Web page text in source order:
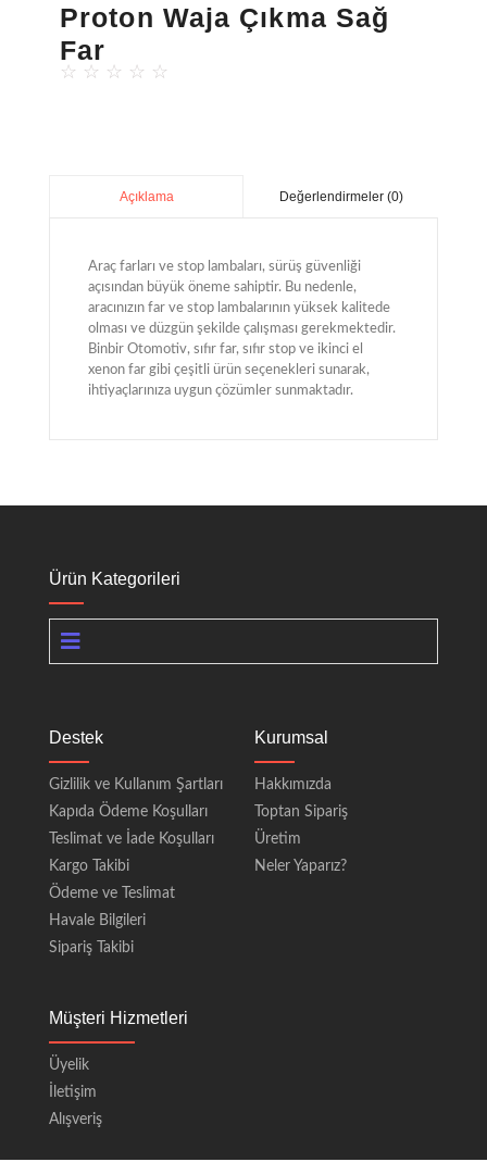
Proton Waja Çıkma Sağ
Far
☆ ☆ ☆ ☆ ☆
Açıklama Değerlendirmeler (0)
Araç farları ve stop lambaları, sürüş güvenliği
açısından büyük öneme sahiptir. Bu nedenle,
aracınızın far ve stop lambalarının yüksek kalitede
olması ve düzgün şekilde çalışması gerekmektedir.
Binbir Otomotiv, sıfır far, sıfır stop ve ikinci el
xenon far gibi çeşitli ürün seçenekleri sunarak,
ihtiyaçlarınıza uygun çözümler sunmaktadır.
Ürün Kategorileri
Destek
Gizlilik ve Kullanım Şartları
Kapıda Ödeme Koşulları
Teslimat ve İade Koşulları
Kargo Takibi
Ödeme ve Teslimat
Havale Bilgileri
Sipariş Takibi
Kurumsal
Hakkımızda
Toptan Sipariş
Üretim
Neler Yaparız?
Müşteri Hizmetleri
Üyelik
İletişim
Alışveriş